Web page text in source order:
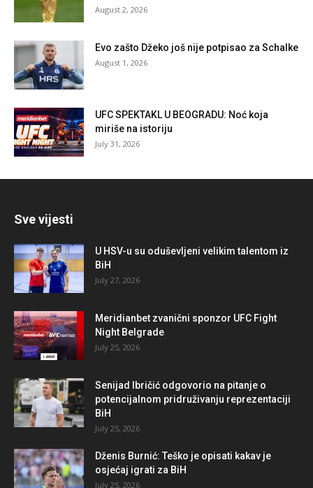
August 2, 2026
Evo zašto Džeko još nije potpisao za Schalke
August 1, 2026
UFC SPEKTAKL U BEOGRADU: Noć koja
miriše na istoriju
July 31, 2026
Sve vijesti
U HSV-u su oduševljeni velikim talentom iz
BiH
July 27, 2026
Meridianbet zvanični sponzor UFC Fight
Night Belgrade
July 25, 2026
Senijad Ibričić odgovorio na pitanje o
potencijalnom pridruživanju reprezentaciji
BiH
July 25, 2026
Dženis Burnić: Teško je opisati kakav je
osjećaj igrati za BiH
July 25, 2026